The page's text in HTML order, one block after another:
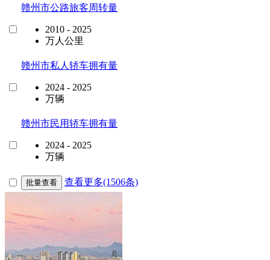
赣州市公路旅客周转量
2010 - 2025
万人公里
赣州市私人轿车拥有量
2024 - 2025
万辆
赣州市民用轿车拥有量
2024 - 2025
万辆
批量查看 查看更多(1506条)